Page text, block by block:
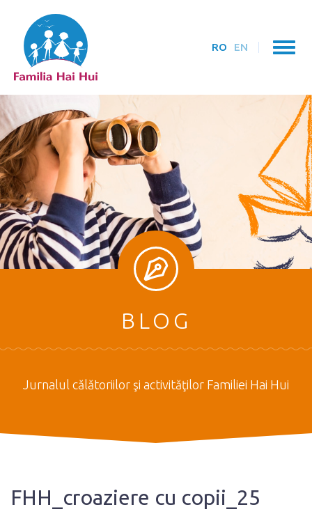
RO EN
BLOG
Jurnalul călătoriilor şi activităţilor Familiei Hai Hui
FHH_croaziere cu copii_25